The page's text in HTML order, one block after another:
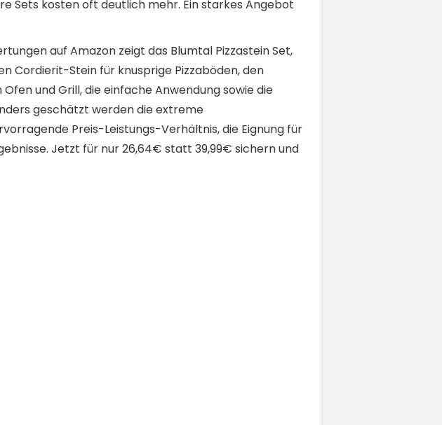
Sets kosten oft deutlich mehr. Ein starkes Angebot
auf Amazon zeigt das Blumtal Pizzastein Set,
Cordierit-Stein für knusprige Pizzaböden, den
und Grill, die einfache Anwendung sowie die
geschätzt werden die extreme
Preis-Leistungs-Verhältnis, die Eignung für
Jetzt für nur 26,64€ statt 39,99€ sichern und